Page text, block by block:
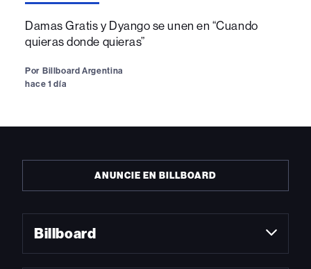
Damas Gratis y Dyango se unen en “Cuando
quieras donde quieras”
Por Billboard Argentina
hace 1 día
ANUNCIE EN BILLBOARD
Billboard